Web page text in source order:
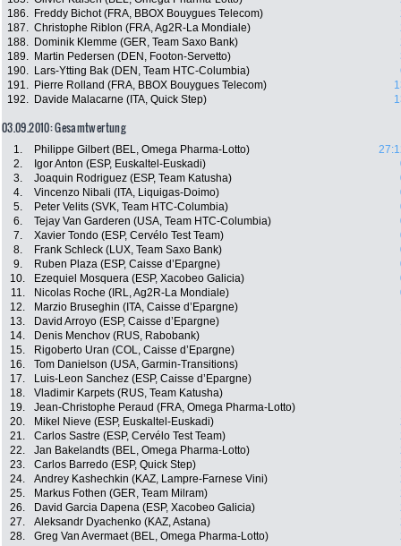
186.
Freddy Bichot (FRA, BBOX Bouygues Telecom)
187. Christophe Riblon (FRA, Ag2R-La Mondiale)
188.
Dominik Klemme (GER, Team Saxo Bank)
189.
Martin Pedersen (DEN, Footon-Servetto)
190.
Lars-Ytting Bak (DEN, Team HTC-Columbia)
191.
Pierre Rolland (FRA, BBOX Bouygues Telecom)
192.
Davide Malacarne (ITA, Quick Step)
03.09.2010: Gesamtwertung
1. Philippe Gilbert (BEL, Omega Pharma-Lotto)
2.
Igor Anton (ESP, Euskaltel-Euskadi)
3.
Joaquin Rodriguez (ESP, Team Katusha)
4.
Vincenzo Nibali (ITA, Liquigas-Doimo)
5.
Peter Velits (SVK, Team HTC-Columbia)
6.
Tejay Van Garderen (USA, Team HTC-Columbia)
7.
Xavier Tondo (ESP, Cervélo Test Team)
8.
Frank Schleck (LUX, Team Saxo Bank)
9.
Ruben Plaza (ESP, Caisse d’Epargne)
10.
Ezequiel Mosquera (ESP, Xacobeo Galicia)
11.
Nicolas Roche (IRL, Ag2R-La Mondiale)
12.
Marzio Bruseghin (ITA, Caisse d’Epargne)
13.
David Arroyo (ESP, Caisse d’Epargne)
14.
Denis Menchov (RUS, Rabobank)
15.
Rigoberto Uran (COL, Caisse d’Epargne)
16.
Tom Danielson (USA, Garmin-Transitions)
17.
Luis-Leon Sanchez (ESP, Caisse d’Epargne)
18.
Vladimir Karpets (RUS, Team Katusha)
19.
Jean-Christophe Peraud (FRA, Omega Pharma-Lotto)
20.
Mikel Nieve (ESP, Euskaltel-Euskadi)
21.
Carlos Sastre (ESP, Cervélo Test Team)
22.
Jan Bakelandts (BEL, Omega Pharma-Lotto)
23.
Carlos Barredo (ESP, Quick Step)
24.
Andrey Kashechkin (KAZ, Lampre-Farnese Vini)
25.
Markus Fothen (GER, Team Milram)
26.
David Garcia Dapena (ESP, Xacobeo Galicia)
27.
Aleksandr Dyachenko (KAZ, Astana)
28.
Greg Van Avermaet (BEL, Omega Pharma-Lotto)